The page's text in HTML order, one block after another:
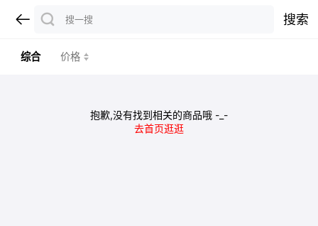
搜索
综合 价格
抱歉,没有找到相关的商品哦 -_-
去首页逛逛